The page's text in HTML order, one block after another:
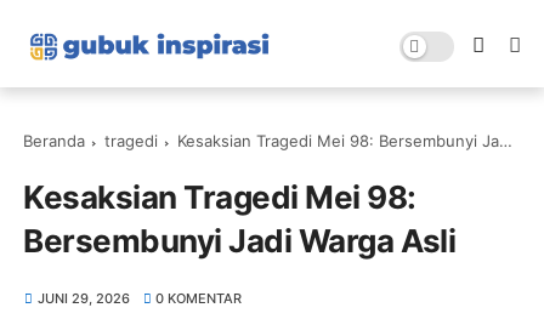
Beranda tragedi Kesaksian Tragedi Mei 98: Bersembunyi Jadi Warga Asli
Kesaksian Tragedi Mei 98:
Bersembunyi Jadi Warga Asli
JUNI 29, 2026 0 KOMENTAR